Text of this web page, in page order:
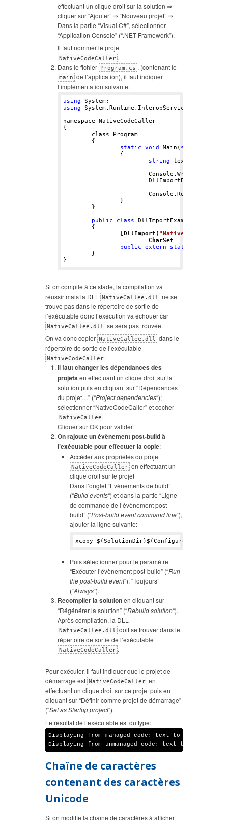
effectuant un clique droit sur la solution ⇒
cliquer sur “Ajouter” ⇒ “Nouveau projet” ⇒
Dans la partie “Visual C#”, sélectionner
“Application Console” (“.NET Framework”).
Il faut nommer le projet
NativeCodeCaller .
Dans le fichier Program.cs , (contenant le
main de l’application), il faut indiquer
l’implémentation suivante:
using
using System.Runtime.InteropServices;
namespace NativeCodeCaller
{
static
void Main( string
string textToDisplay
			Console.WriteLine($
			DllImportExample.DisplayTextWithCallee(textToDisplay);
			Console.ReadLine();
public
class DllImportExample
[DllImport( "NativeCallee.dll"
CharSet =
public
extern static
Si on compile à ce stade, la compilation va
réussir mais la DLL
NativeCallee.dll ne se
trouve pas dans le répertoire de sortie de
l’exécutable donc l’exécution va échouer car
NativeCallee.dll se sera pas trouvée.
On va donc copier NativeCallee.dll dans le
répertoire de sortie de l’exécutable
NativeCodeCaller :
Il faut changer les dépendances des
projets en effectuant un clique droit sur la
solution puis en cliquant sur “Dépendances
du projet…” (“Project dependencies“);
sélectionner “NativeCodeCaller” et cocher
NativeCallee .
Cliquer sur OK pour valider.
On rajoute un évènement post-build à
l’exécutable pour effectuer la copie:
Accèder aux propriétés du projet
NativeCodeCaller en effectuant un
clique droit sur le projet
Dans l’onglet “Evènements de build”
(“Build events“) et dans la partie “Ligne
de commande de l’évènement post-
build” (“Post-build event command line“),
ajouter la ligne suivante:
Puis sélectionner pour le paramètre
“Exécuter l’évènement post-build” (“Run
the post-build event“): “Toujours”
(“Always“).
Recompiler la solutionen cliquant sur
“Régénérer la solution” (“Rebuild solution“).
Après compilation, la DLL
NativeCallee.dll doit se trouver dans le
répertoire de sortie de l’exécutable
NativeCodeCaller .
Pour exécuter, il faut indiquer que le projet de
démarrage est NativeCodeCaller en
effectuant un clique droit sur ce projet puis en
cliquant sur “Définir comme projet de démarrage”
(“Set as Startup project“).
Le résultat de l’exécutable est du type:
Displaying from managed code: text to display
Chaîne de caractères
contenant des caractères
Unicode
Si on modifie la chaîne de caractères à afficher